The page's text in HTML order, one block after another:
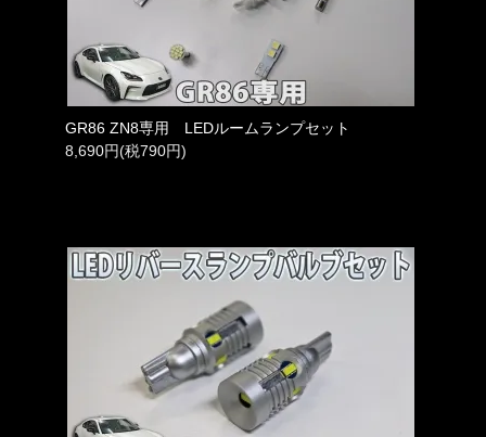
GR86 ZN8専用 LEDルームランプセット
8,690円(税790円)